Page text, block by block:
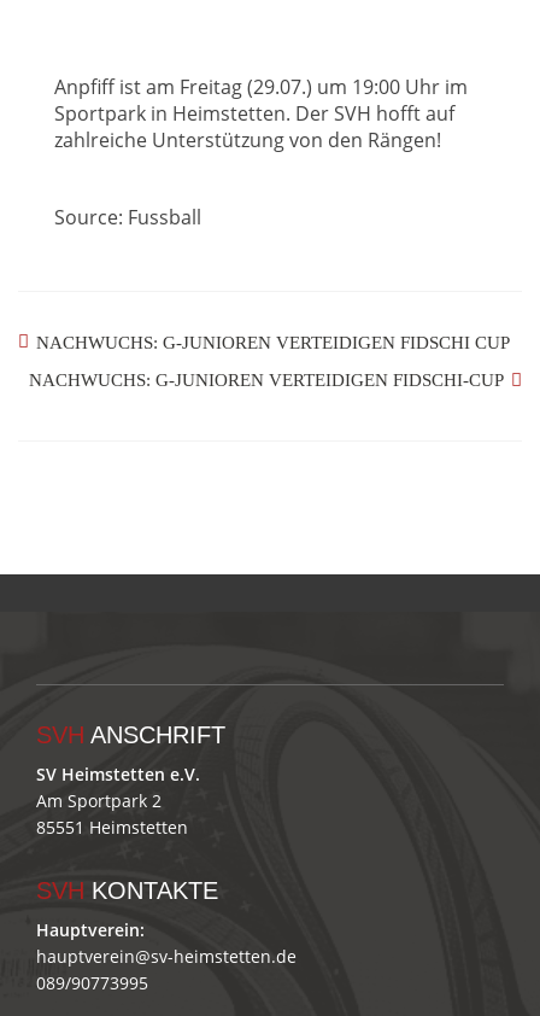
Anpfiff ist am Freitag (29.07.) um 19:00 Uhr im
Sportpark in Heimstetten. Der SVH hofft auf
zahlreiche Unterstützung von den Rängen!
Source: Fussball
NACHWUCHS: G-JUNIOREN VERTEIDIGEN FIDSCHI CUP
NACHWUCHS: G-JUNIOREN VERTEIDIGEN FIDSCHI-CUP
SVH ANSCHRIFT
SV Heimstetten e.V.
Am Sportpark 2
85551 Heimstetten
SVH KONTAKTE
Hauptverein:
hauptverein@sv-heimstetten.de
089/90773995